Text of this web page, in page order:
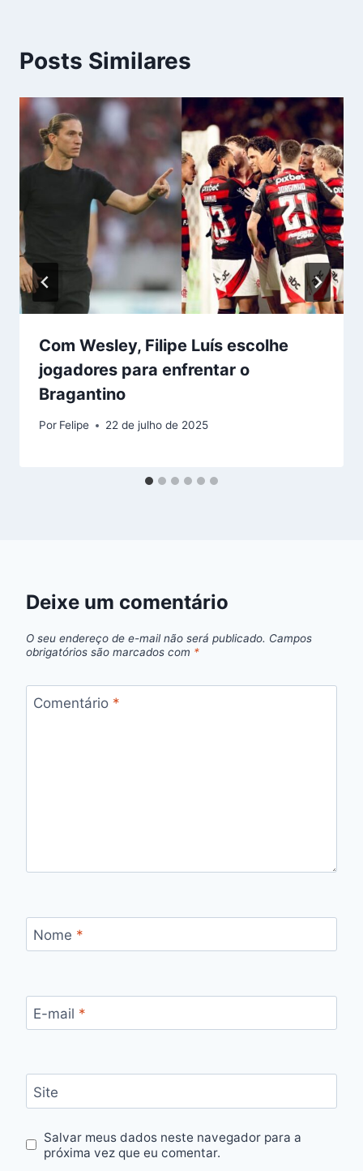
Posts Similares
Com Wesley, Filipe Luís escolhe
jogadores para enfrentar o
Bragantino
Por Felipe 22 de julho de 2025
Deixe um comentário
O seu endereço de e-mail não será publicado. Campos
obrigatórios são marcados com *
Comentário *
Nome *
E-mail *
Site
Salvar meus dados neste navegador para a
próxima vez que eu comentar.